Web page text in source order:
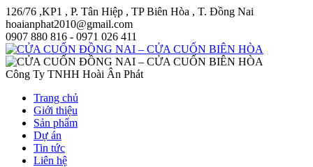
126/76 ,KP1 , P. Tân Hiệp , TP Biên Hòa , T. Đồng Nai
hoaianphat2010@gmail.com
0907 880 816 - 0971 026 411
Công Ty TNHH Hoài Ân Phát
Trang chủ
Giới thiệu
Sản phẩm
Dự án
Tin tức
Liên hệ